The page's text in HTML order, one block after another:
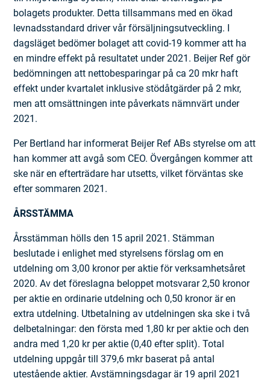
bolagets produkter. Detta tillsammans med en ökad
levnadsstandard driver vår försäljningsutveckling. I
dagsläget bedömer bolaget att covid-19 kommer att ha
en mindre effekt på resultatet under 2021. Beijer Ref gör
bedömningen att nettobesparingar på ca 20 mkr haft
effekt under kvartalet inklusive stödåtgärder på 2 mkr,
men att omsättningen inte påverkats nämnvärt under
2021.
Per Bertland har informerat Beijer Ref ABs styrelse om att
han kommer att avgå som CEO. Övergången kommer att
ske när en efterträdare har utsetts, vilket förväntas ske
efter sommaren 2021.
ÅRSSTÄMMA
Årsstämman hölls den 15 april 2021. Stämman
beslutade i enlighet med styrelsens förslag om en
utdelning om 3,00 kronor per aktie för verksamhetsåret
2020. Av det föreslagna beloppet motsvarar 2,50 kronor
per aktie en ordinarie utdelning och 0,50 kronor är en
extra utdelning. Utbetalning av utdelningen ska ske i två
delbetalningar: den första med 1,80 kr per aktie och den
andra med 1,20 kr per aktie (0,40 efter split). Total
utdelning uppgår till 379,6 mkr baserat på antal
utestående aktier. Avstämningsdagar är 19 april 2021